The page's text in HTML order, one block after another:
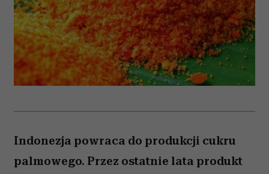
Indonezja powraca do produkcji cukru
palmowego. Przez ostatnie lata produkt